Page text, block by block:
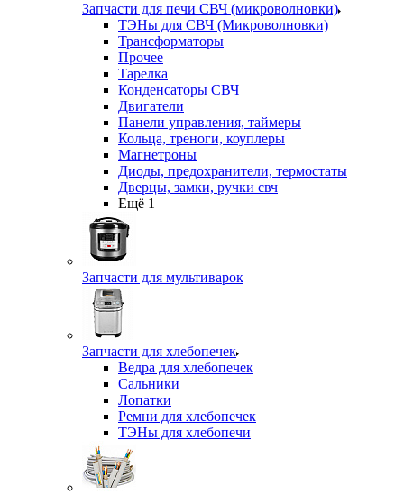
Запчасти для печи СВЧ (микроволновки)
ТЭНы для СВЧ (Микроволновки)
Трансформаторы
Прочее
Тарелка
Конденсаторы СВЧ
Двигатели
Панели управления, таймеры
Кольца, треноги, коуплеры
Магнетроны
Диоды, предохранители, термостаты
Дверцы, замки, ручки свч
Ещё 1
Запчасти для мультиварок
Запчасти для хлебопечек
Ведра для хлебопечек
Сальники
Лопатки
Ремни для хлебопечек
ТЭНы для хлебопечи